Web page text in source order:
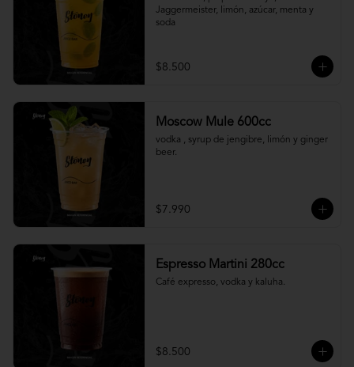
Jaggermeister, limón, azúcar, menta y
soda
$8.500
Moscow Mule 600cc
vodka , syrup de jengibre, limón y ginger
beer.
$7.990
Espresso Martini 280cc
Café expresso, vodka y kaluha.
$8.500